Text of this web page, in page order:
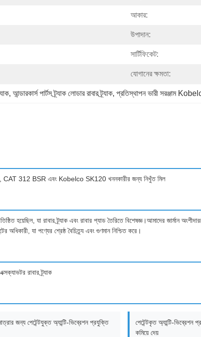
আকার:
উপাদান:
সার্টিফিকেট:
যোগানের ক্ষমতা:
, আন্ডারকার্স পার্টস ট্র্যাক লোডার রাবার ট্র্যাক, প্রতিস্থাপন ভারী সরঞ্জাম
CAT 312 BSR এবং Kobelco SK120 খননকারীর জন্য নিখুঁত মিল
হয়েছিল, যা রাবার ট্র্যাক এবং রাবার প্যাড তৈরিতে বিশেষজ্ঞ।আমাদের জার্মান
অধিকারী, যা পণ্যের শ্রেষ্ঠ বৈচিত্র্য এবং গুণমান নিশ্চিত করে।
রাবার ট্র্যাক
জন্য পেটেন্টযুক্ত অ্যান্টি-ভিব্রেশন প্রযুক্তি
পেটেন্টকৃত অ্যান্টি-ভিব্রেশন
কমিয়ে দেয়